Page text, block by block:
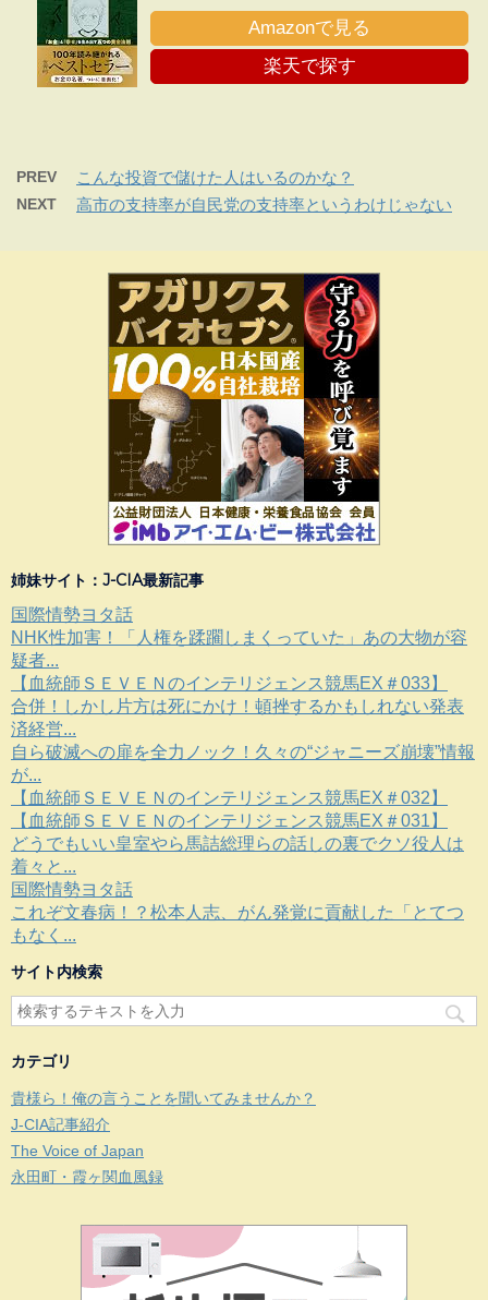
則
Amazonで見る
楽天で探す
PREV こんな投資で儲けた人はいるのかな？
NEXT 高市の支持率が自民党の支持率というわけじゃない
姉妹サイト：J-CIA最新記事
国際情勢ヨタ話
NHK性加害！「人権を蹂躙しまくっていた」あの大物が容
疑者...
【血統師ＳＥＶＥＮのインテリジェンス競馬EX＃033】
合併！しかし片方は死にかけ！頓挫するかもしれない発表
済経営...
自ら破滅への扉を全力ノック！久々の“ジャニーズ崩壊”情報
が...
【血統師ＳＥＶＥＮのインテリジェンス競馬EX＃032】
【血統師ＳＥＶＥＮのインテリジェンス競馬EX＃031】
どうでもいい皇室やら馬詰総理らの話しの裏でクソ役人は
着々と...
国際情勢ヨタ話
これぞ文春病！？松本人志、がん発覚に貢献した「とてつ
もなく...
サイト内検索
カテゴリ
貴様ら！俺の言うことを聞いてみませんか？
J-CIA記事紹介
The Voice of Japan
永田町・霞ヶ関血風録